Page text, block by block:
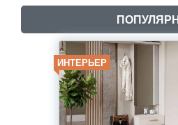
ИНТЕРЬЕР